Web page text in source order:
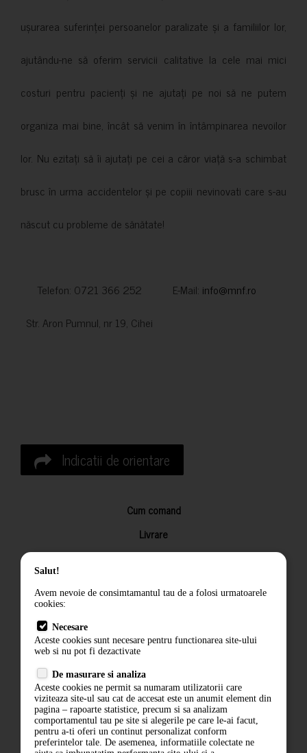
ușurarea suferinței persoanelor paralizate și a familiilor lor,
ajutându-ne să oferim servicii calitative la cele mai mici
costuri pentru pacienți și ne ajutați pe noi să ne putem
organiza mai bine, încât să venim în întâmpinarea nevoilor
lor. Nu ezitați să îi ajutați pe cei a căror viață s-a schimbat
brusc în urma accidentelor și pe copiii nevinovati care s-au
născut cu probleme de sănătate!
Telefon: 0721 366 252 E-Mail: info@mnf.ro
Str. Aron Pumnul, nr 19, Cihei
Indicatii de orientare
Cum comand
Livrare
Returnarea produselor
Termeni si conditii
Politica de confidentialitate
ANPC
Salut!
Avem nevoie de consimtamantul tau de a folosi urmatoarele
cookies:
Necesare
Aceste cookies sunt necesare pentru functionarea site-ului
web si nu pot fi dezactivate
De masurare si analiza
Aceste cookies ne permit sa numaram utilizatorii care
viziteaza site-ul sau cat de accesat este un anumit element din
pagina – rapoarte statistice, precum si sa analizam
comportamentul tau pe site si alegerile pe care le-ai facut,
pentru a-ti oferi un continut personalizat conform
preferintelor tale. De asemenea, informatiile colectate ne